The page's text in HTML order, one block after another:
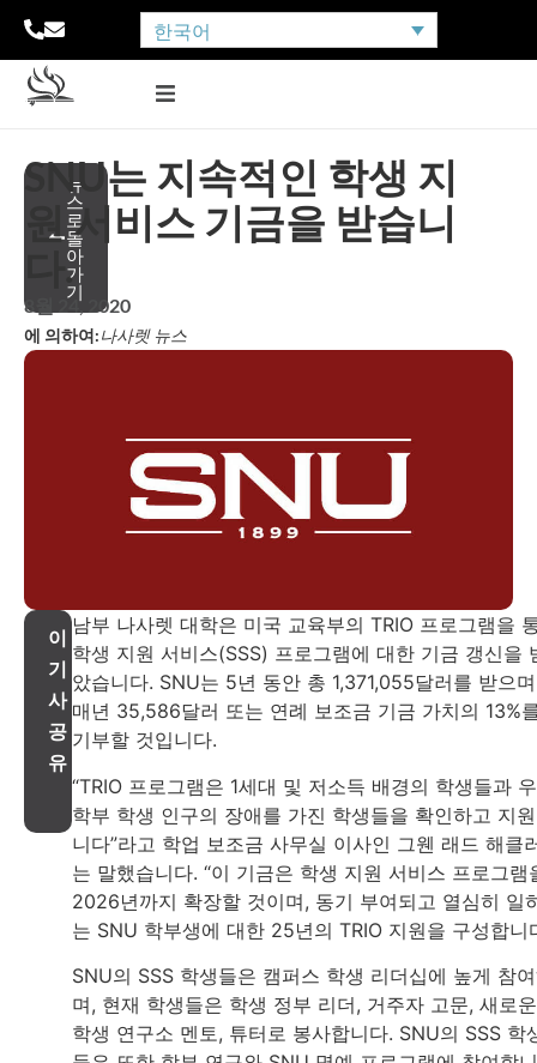
한국어
뉴
스
로
돌
아
가
기
SNU는 지속적인 학생 지
원 서비스 기금을 받습니
다.
8월 24, 2020
에 의하여:나사렛 뉴스
이
기
사
공
유
남부 나사렛 대학은 미국 교육부의 TRIO 프로그램을
학생 지원 서비스(SSS) 프로그램에 대한 기금 갱신을
았습니다. SNU는 5년 동안 총 1,371,055달러를 받으
매년 35,586달러 또는 연례 보조금 기금 가치의 13%
기부할 것입니다.
“TRIO 프로그램은 1세대 및 저소득 배경의 학생들과
학부 학생 인구의 장애를 가진 학생들을 확인하고 지
니다”라고 학업 보조금 사무실 이사인 그웬 래드 해클
는 말했습니다. “이 기금은 학생 지원 서비스 프로그램
2026년까지 확장할 것이며, 동기 부여되고 열심히 일
는 SNU 학부생에 대한 25년의 TRIO 지원을 구성합니
SNU의 SSS 학생들은 캠퍼스 학생 리더십에 높게 참
며, 현재 학생들은 학생 정부 리더, 거주자 고문, 새로운
학생 연구소 멘토, 튜터로 봉사합니다. SNU의 SSS 학